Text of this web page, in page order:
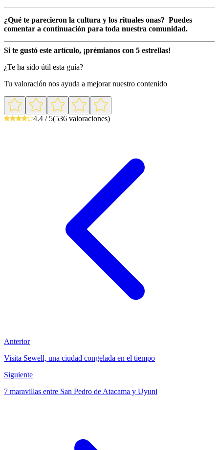
¿Qué te parecieron la cultura y los rituales onas? Puedes
comentar a continuación para toda nuestra comunidad.
Si te gustó este artículo, ¡prémianos con 5 estrellas!
¿Te ha sido útil esta guía?
Tu valoración nos ayuda a mejorar nuestro contenido
4.4 / 5(536 valoraciones)
Anterior
Visita Sewell, una ciudad congelada en el tiempo
Siguiente
7 maravillas entre San Pedro de Atacama y Uyuni